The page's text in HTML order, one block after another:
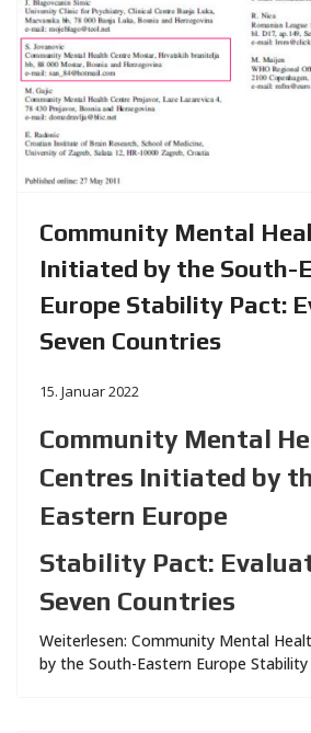
Community Mental
Initiated by the South-
Europe Stability Pact:
Seven Countries
15. Januar 2022
Community Mental
Centres Initiated by
Eastern Europe
Stability Pact:
Seven Countries
Weiterlesen: Community Mental
by the South-Eastern Europe Stability